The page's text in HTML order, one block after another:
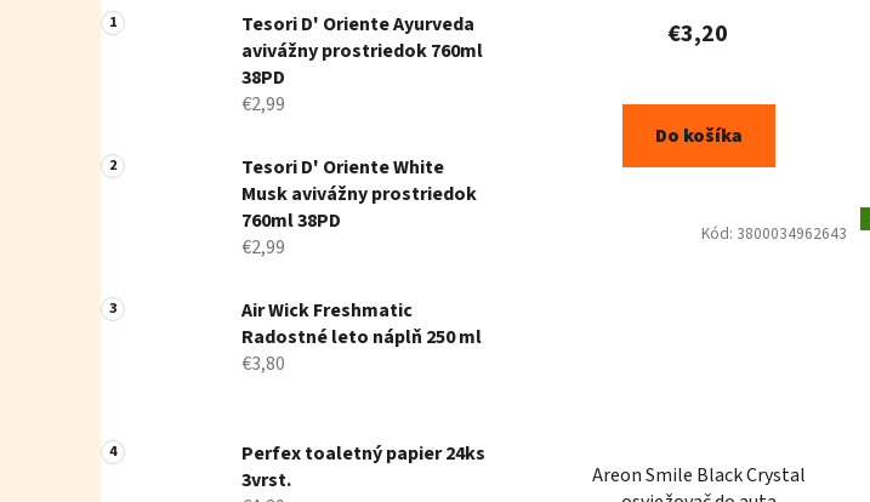
Tesori D' Oriente Ayurveda
avivážny prostriedok 760ml
38PD
€2,99
Tesori D' Oriente White
Musk avivážny prostriedok
760ml 38PD
€2,99
Air Wick Freshmatic
Radostné leto náplň 250 ml
€3,80
Perfex toaletný papier 24ks
3vrst.
€3,20
Do košíka
Areon Smile Black Crystal
Kód: 3800034962643